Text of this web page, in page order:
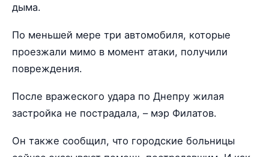
дыма.
По меньшей мере три автомобиля, которые
проезжали мимо в момент атаки, получили
повреждения.
После вражеского удара по Днепру жилая
застройка не пострадала, – мэр Филатов.
Он также сообщил, что городские больницы